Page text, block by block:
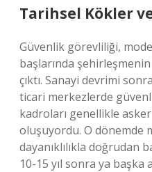
Tarihsel Kökler
Güvenlik görevliliği,
başlarında
çıktı. Sanayi devrimi
ticari merkezlerde
kadroları genellikle
oluşuyordu. O dönemde
dayanıklılıkla doğrudan
10-15 yıl sonra ya başka